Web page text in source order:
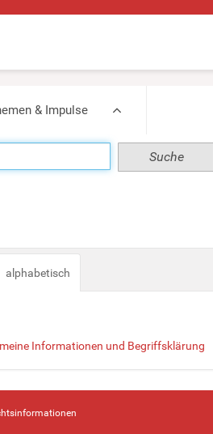
& Impulse
alphabetisch
Informationen und Begriffsklärung